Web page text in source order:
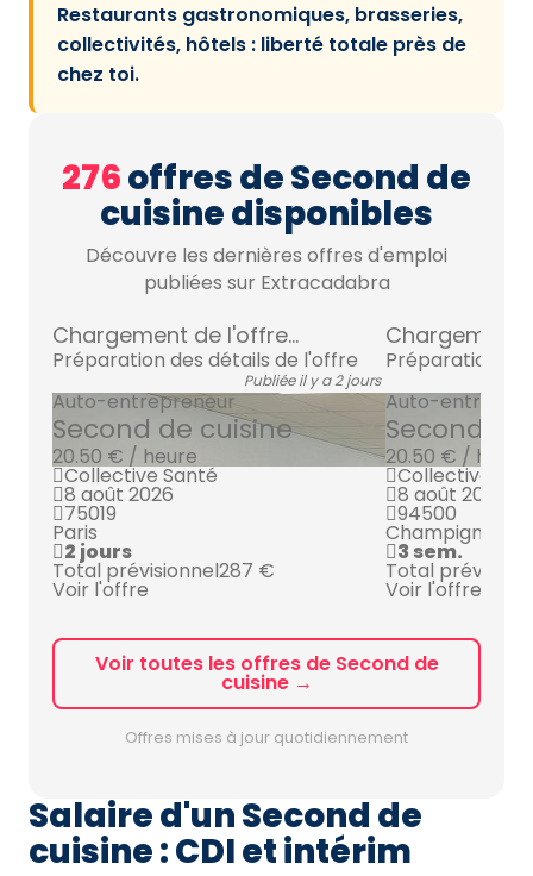
Restaurants gastronomiques, brasseries,
collectivités, hôtels : liberté totale près de
chez toi.
276offres de Second de
cuisine disponibles
Découvre les dernières offres d'emploi
publiées sur Extracadabra
Chargement de l'offre...
Préparation des détails de l'offre
Publiée il y a 2 jours
Auto-entrepreneur
Second de cuisine
20.50 € / heure
Collective Santé
8 août 2026
75019
Paris
2 jours
Total prévisionnel287 €
Voir l'offre
Chargement
Préparation
Auto-
Second
20.50 € / heure
Collective
8 août 2026
94500
Champigny
3 sem.
Total
Voir l'offre
Voir toutes les offres de Second de
cuisine →
Offres mises à jour quotidiennement
Salaire d'un Second de
cuisine : CDI et intérim